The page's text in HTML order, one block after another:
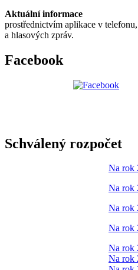
Aktuální informace
prostřednictvím aplikace v
a hlasových zpráv.
Facebook
Schválený rozpočet
Na rok
Na rok
Na rok
Na rok
Na rok
Na rok